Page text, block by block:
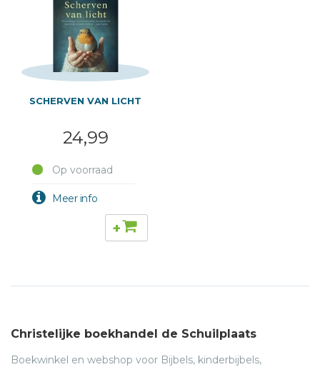
SCHERVEN VAN LICHT
24,99
Op voorraad
+
Christelijke boekhandel de Schuilplaats
Boekwinkel en webshop voor Bijbels, kinderbijbels,